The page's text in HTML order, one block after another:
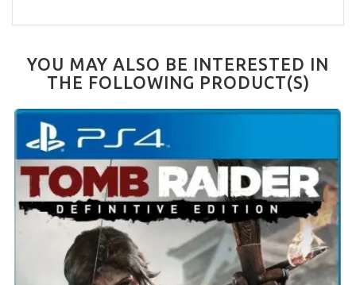
YOU MAY ALSO BE INTERESTED IN
THE FOLLOWING PRODUCT(S)